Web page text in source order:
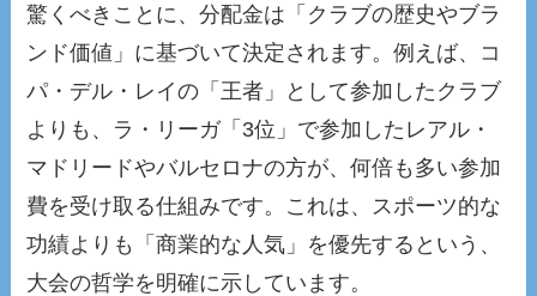
驚くべきことに、分配金は「クラブの歴史やブラ
ンド価値」に基づいて決定されます。例えば、コ
パ・デル・レイの「王者」として参加したクラブ
よりも、ラ・リーガ「3位」で参加したレアル・
マドリードやバルセロナの方が、何倍も多い参加
費を受け取る仕組みです。これは、スポーツ的な
功績よりも「商業的な人気」を優先するという、
大会の哲学を明確に示しています。